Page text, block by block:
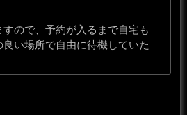
すので、予約が入るまで自宅も
良い場所で自由に待機していた